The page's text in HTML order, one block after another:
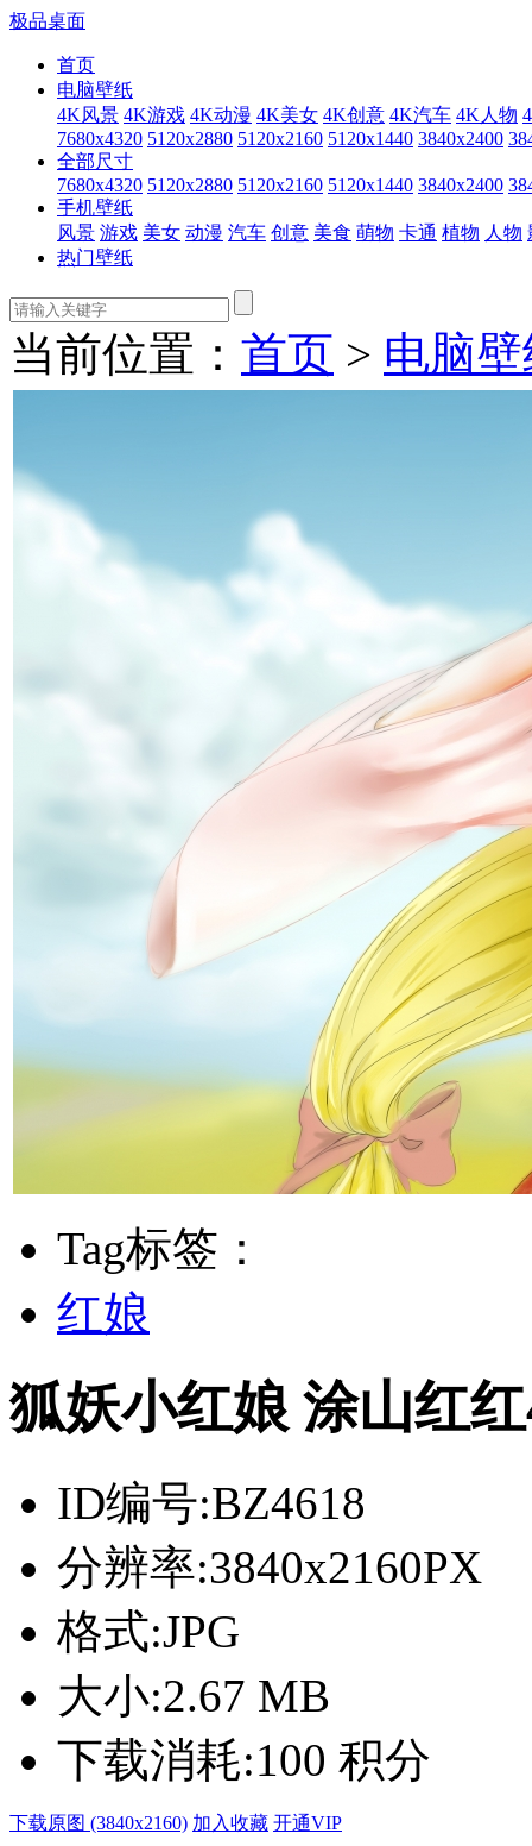
极品桌面
首页
电脑壁纸
4K风景 4K游戏 4K动漫 4K美女 4K创意 4K汽车 4K人物
7680x4320 5120x2880 5120x2160 5120x1440 3840x2400
全部尺寸
7680x4320 5120x2880 5120x2160 5120x1440 3840x2400
手机壁纸
风景 游戏 美女 动漫 汽车 创意 美食 萌物 卡通 植物 人物
热门壁纸
当前位置： 首页 > 电脑
Tag标签：
红娘
狐妖小红娘 涂山红
ID编号:BZ4618
分辨率:3840x2160PX
格式:JPG
大小:2.67 MB
下载消耗:100 积分
下载原图 (3840x2160) 加入收藏 开通VIP